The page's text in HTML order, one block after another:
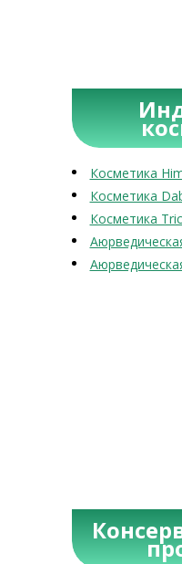
Косметика
Косметика
Косметика